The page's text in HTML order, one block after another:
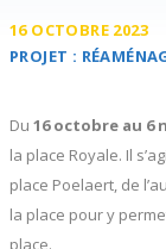
16 OCTOBRE 2023
PROJET :
Du 16 octobre au 6
la place Royale. Il
place Poelaert, de
la place pour y
place.